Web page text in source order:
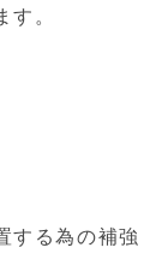
す。
する為の補強